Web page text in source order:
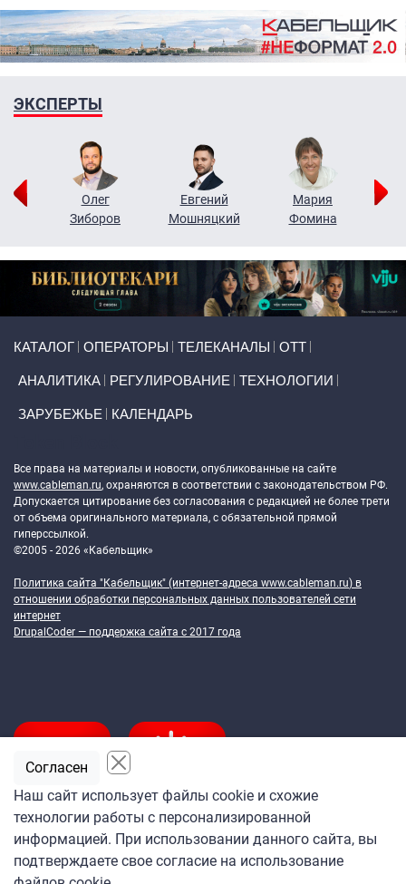
ЭКСПЕРТЫ
Олег
Зиборов
Евгений
Мошняцкий
Мария
Фомина
КАТАЛОГ ОПЕРАТОРЫ ТЕЛЕКАНАЛЫ ОТТ
АНАЛИТИКА РЕГУЛИРОВАНИЕ ТЕХНОЛОГИИ
ЗАРУБЕЖЬЕ КАЛЕНДАРЬ
Все права на материалы и новости, опубликованные на сайте
www.cableman.ru, охраняются в соответствии с законодательством РФ.
Допускается цитирование без согласования с редакцией не более трети
от объема оригинального материала, с обязательной прямой
гиперссылкой.
©2005 - 2026 «Кабельщик»
Политика сайта "Кабельщик" (интернет-адреса www.cableman.ru) в
отношении обработки персональных данных пользователей сети
интернет
DrupalCoder — поддержка сайта c 2017 года
Подпишитесь
на ежедневную рассылку
«Кабельщика»
Наш сайт использует файлы cookie и схожие
технологии работы с персонализированной
информацией. При использовании данного сайта, вы
подтверждаете свое согласие на использование
Согласен